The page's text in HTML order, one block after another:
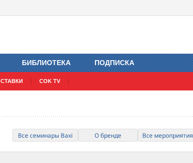
COK TV
БИБЛИОТЕКА ПОДПИСКА
Все семинары Baxi О бренде Все мероприятия